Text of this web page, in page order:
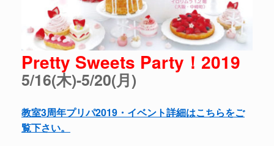
Pretty Sweets Party！2019
5/16(木)-5/20(月)
教室3周年プリパ2019・イベント詳細はこちらをご
覧下さい。